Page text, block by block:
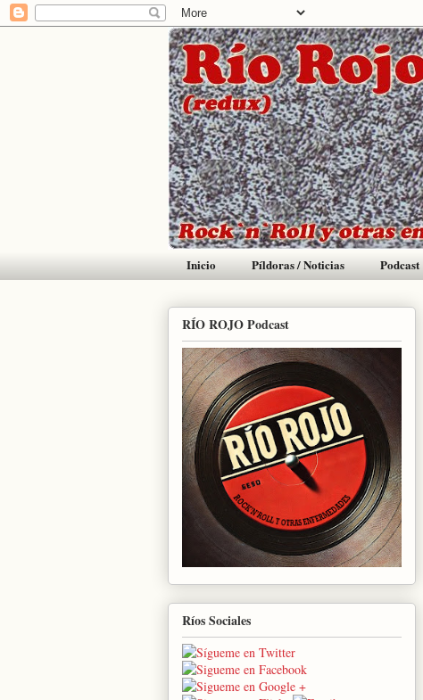
Inicio Píldoras / Noticias Podcast
RÍO ROJO Podcast
Ríos Sociales